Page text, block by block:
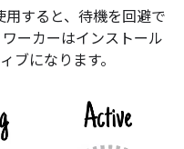
用すると、待機を回避で
ーカーはインストール
ブになります。